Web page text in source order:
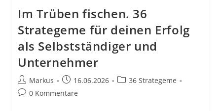
Im Trüben fischen. 36
Strategeme für deinen Erfolg
als Selbstständiger und
Unternehmer
Beitrags-
Autor:
Markus
Beitrag
veröffentlicht:
16.06.2026
Beitrags-
36 Strategeme
Beitrags-
0 Kommentare